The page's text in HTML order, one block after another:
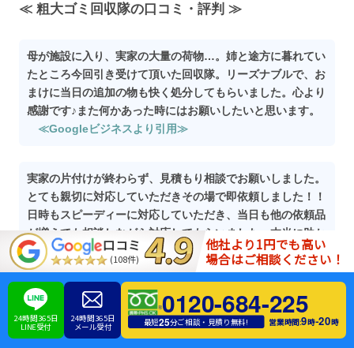
≪ 粗大ゴミ回収隊の口コミ・評判 ≫
母が施設に入り、実家の大量の荷物…。姉と途方に暮れてい
たところ今回引き受けて頂いた回収隊。リーズナブルで、お
まけに当日の追加の物も快く処分してもらいました。心より
感謝です♪また何かあった時にはお願いしたいと思います。
≪Googleビジネスより引用≫
実家の片付けが終わらず、見積もり相談でお願いしました。
とても親切に対応していただきその場で即依頼しました！！
日時もスピーディーに対応していただき、当日も他の依頼品
が増えても相談しながら対応してもらいました。本当に助か
りました！！2名での作業でしたが、大型の家具もすごい速
さで解体され丁寧な作業でした。
≪Googleビジネスより
引用≫
口コミ
(108件)
他社より1円でも高い
場合はご相談ください！
24時間365日
LINE受付
24時間365日
メール受付
0120-684-225
最短25分ご相談・見積り無料! 営業時間:9時-20時